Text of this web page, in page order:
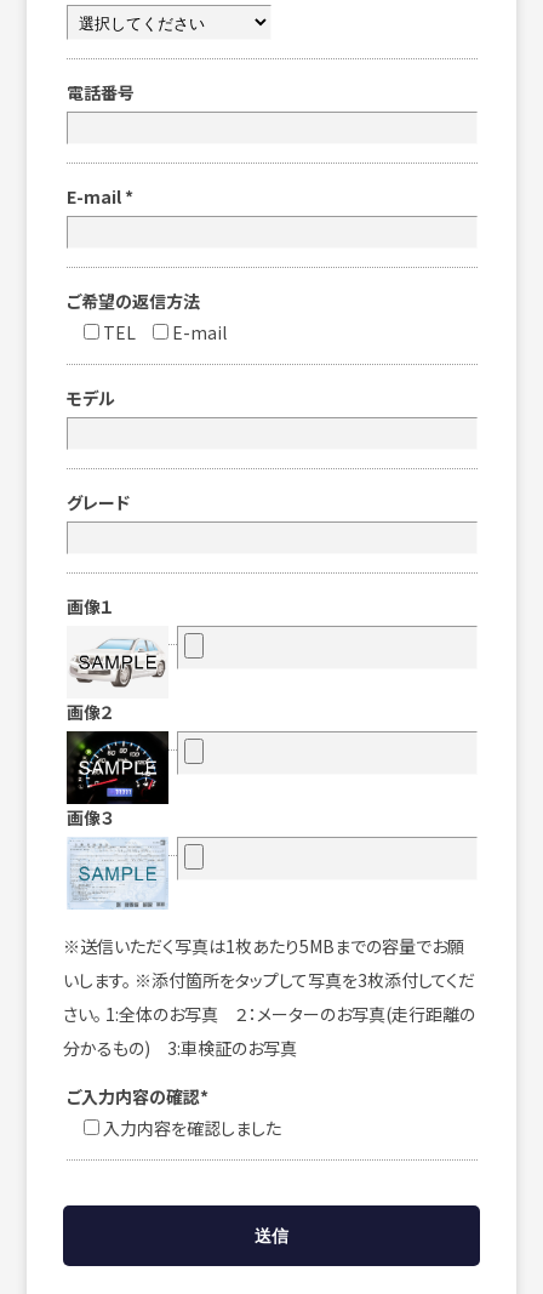
電話番号
E-mail *
ご希望の返信方法
TEL
E-mail
モデル
グレード
画像１
画像２
画像３
※送信いただく写真は1枚あたり5MBまでの容量でお願
いします。 ※添付箇所をタップして写真を3枚添付してくだ
さい。 1:全体のお写真 ２：メーターのお写真(走行距離の
分かるもの) 3:車検証のお写真
ご入力内容の確認*
入力内容を確認しました